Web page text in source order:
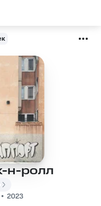
н-ролл
2023